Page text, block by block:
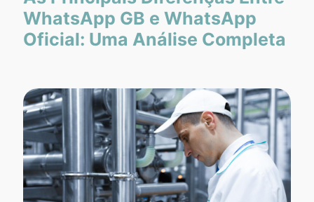
WhatsApp GB e WhatsApp
Oficial: Uma Análise Completa